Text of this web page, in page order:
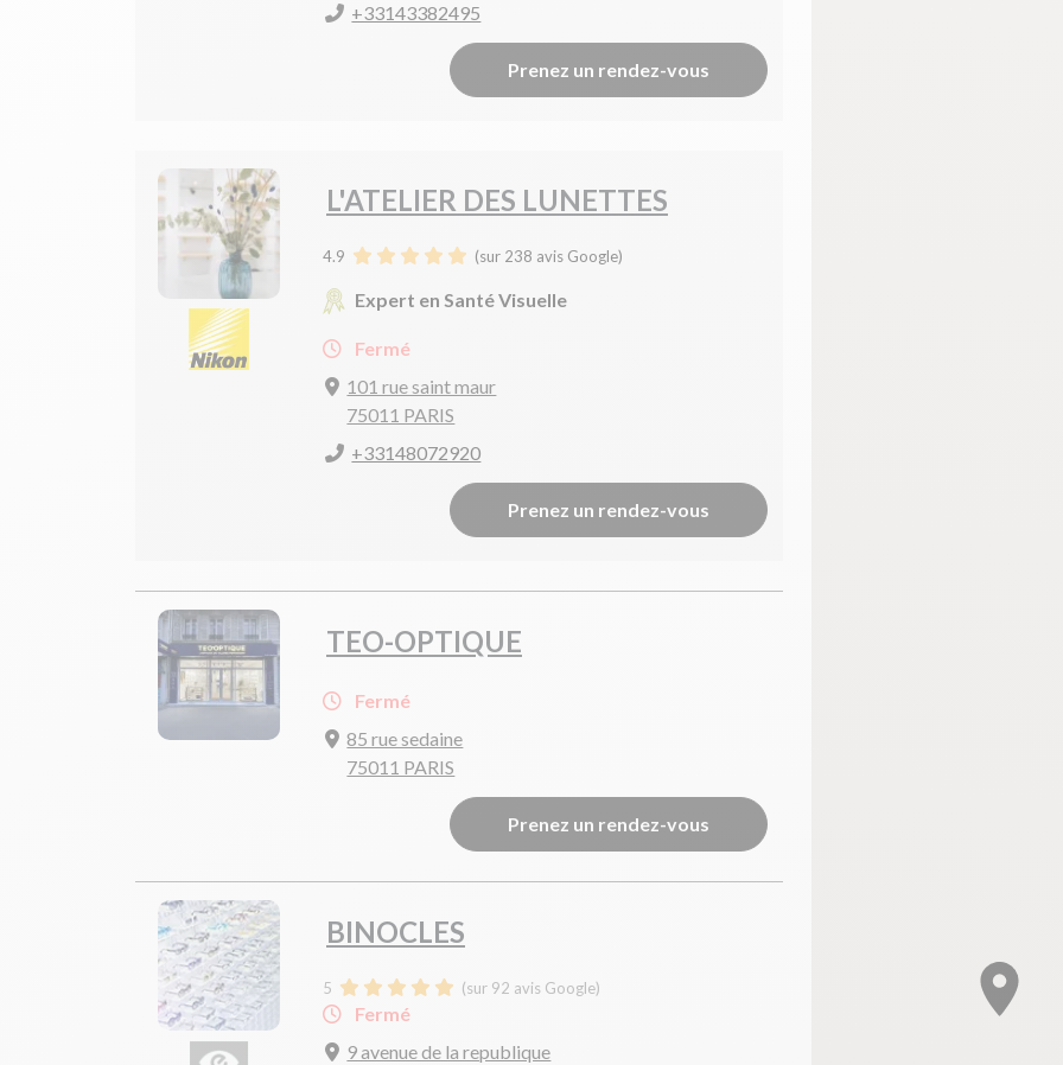
+33143382495
Prenez un rendez-vous
L'ATELIER DES LUNETTES
4.9 (sur 238 avis Google)
Expert en Santé Visuelle
Fermé
101 rue saint maur
75011 PARIS
+33148072920
Prenez un rendez-vous
TEO-OPTIQUE
Fermé
85 rue sedaine
75011 PARIS
Prenez un rendez-vous
BINOCLES
5 (sur 92 avis Google)
Fermé
9 avenue de la republique